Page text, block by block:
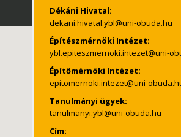
Dékáni Hivatal:
Építészmérnöki Intézet:
Építőmérnöki Intézet:
Tanulmányi ügyek:
Cím: